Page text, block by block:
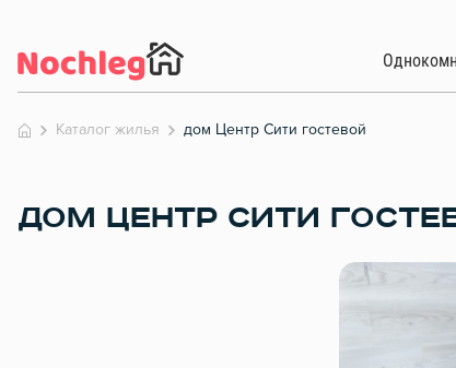
Каталог жилья дом Центр Сити гостевой
ДОМ ЦЕНТР СИТИ